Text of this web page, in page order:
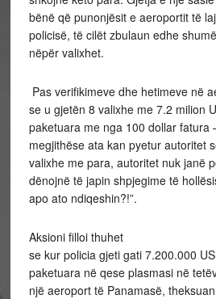
bënë që punonjësit e aeroportit të
policisë, të cilët zbulaun edhe
nëpër valixhet.
Pas verifikimeve dhe hetimeve në
se u gjetën 8 valixhe me 7.2 milion
paketuara me nga 100 dollar fatura
megjithëse ata kan pyetur autoritet
valixhe me para, autoritet nuk janë
dënojnë të japin shpjegime të
apo ato ndiqeshin?!”.
Aksioni filloi thuhet
se kur policia gjeti gati 7.200.000
paketuara në qese plasmasi në
një aeroport të Panamasë,